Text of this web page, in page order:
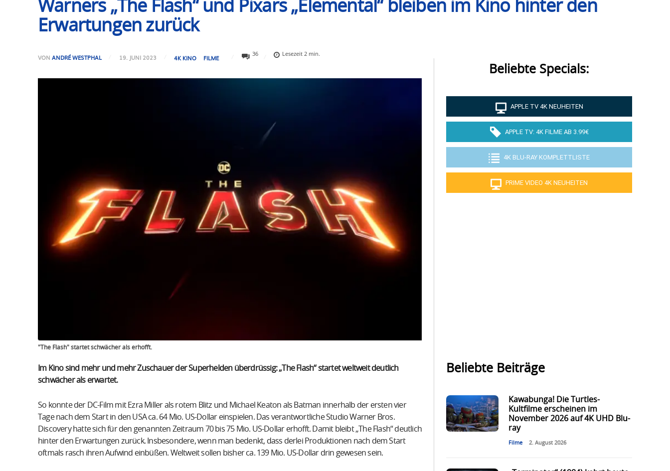
Warners „The Flash“ und Pixars „Elemental“ bleiben im Kino hinter den
Erwartungen zurück
VON ANDRÉ WESTPHAL 19. JUNI 2023 4K KINO FILME
36 Lesezeit2 min.
"The Flash" startet schwächer als erhofft.
Im Kino sind mehr und mehr Zuschauer der Superhelden überdrüssig: „The Flash“ startet weltweit deutlich
schwächer als erwartet.
So konnte der DC-Film mit Ezra Miller als rotem Blitz und Michael Keaton als Batman innerhalb der ersten vier
Tage nach dem Start in den USA ca. 64 Mio. US-Dollar einspielen. Das verantwortliche Studio Warner Bros.
Discovery hatte sich für den genannten Zeitraum 70 bis 75 Mio. US-Dollar erhofft. Damit bleibt „The Flash“ deutlich
hinter den Erwartungen zurück. Insbesondere, wenn man bedenkt, dass derlei Produktionen nach dem Start
oftmals rasch ihren Aufwind einbüßen. Weltweit sollen bisher ca. 139 Mio. US-Dollar drin gewesen sein.
Beliebte Specials:
APPLE TV 4K NEUHEITEN
APPLE TV: 4K FILME AB 3.99€
4K BLU-RAY KOMPLETTLISTE
PRIME VIDEO 4K NEUHEITEN
Beliebte Beiträge
Kawabunga! Die Turtles-
Kultfilme erscheinen im
November 2026 auf 4K UHD Blu-
ray
Filme 2. August 2026